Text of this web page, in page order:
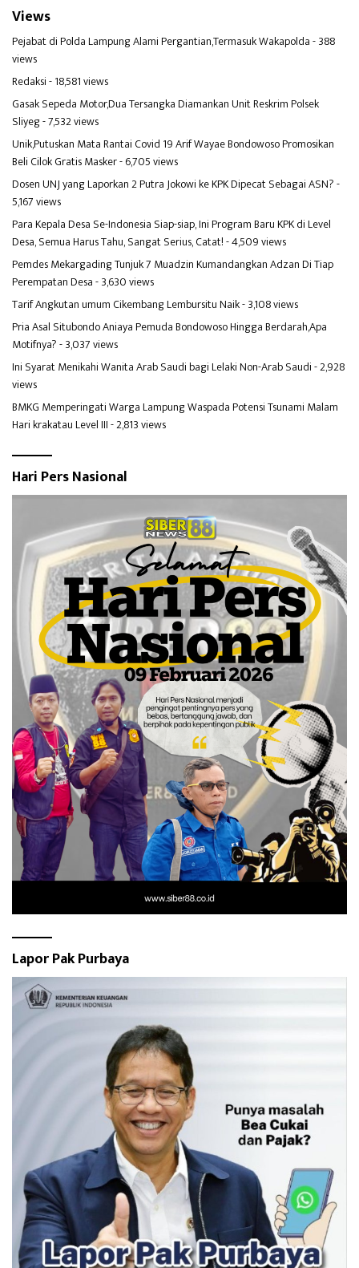
Views
Pejabat di Polda Lampung Alami Pergantian,Termasuk Wakapolda- 388
views
Redaksi- 18,581 views
Gasak Sepeda Motor,Dua Tersangka Diamankan Unit Reskrim Polsek
Sliyeg- 7,532 views
Unik,Putuskan Mata Rantai Covid 19 Arif Wayae Bondowoso Promosikan
Beli Cilok Gratis Masker- 6,705 views
Dosen UNJ yang Laporkan 2 Putra Jokowi ke KPK Dipecat Sebagai ASN?-
5,167 views
Para Kepala Desa Se-Indonesia Siap-siap, Ini Program Baru KPK di Level
Desa, Semua Harus Tahu, Sangat Serius, Catat!- 4,509 views
Pemdes Mekargading Tunjuk 7 Muadzin Kumandangkan Adzan Di Tiap
Perempatan Desa- 3,630 views
Tarif Angkutan umum Cikembang Lembursitu Naik- 3,108 views
Pria Asal Situbondo Aniaya Pemuda Bondowoso Hingga Berdarah,Apa
Motifnya?- 3,037 views
Ini Syarat Menikahi Wanita Arab Saudi bagi Lelaki Non-Arab Saudi- 2,928
views
BMKG Memperingati Warga Lampung Waspada Potensi Tsunami Malam
Hari krakatau Level III- 2,813 views
Hari Pers Nasional
Lapor Pak Purbaya